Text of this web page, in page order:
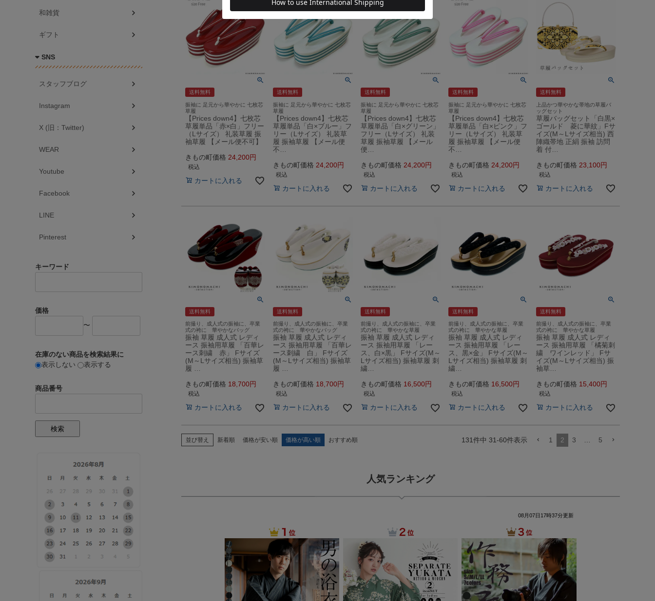
送料無料
振袖に 足元から華やかに 七枚芯
草履
【Prices down4】七枚芯
草履単品「赤×白」フリー
（Lサイズ） 礼装草履 振
袖草履 【メール便不可】
きもの町価格 24,200
税込
カートに入れる
送料無料
振袖に 足元から華やかに 七枚芯
草履
【Prices down4】七枚芯
草履単品「白×ブルー」フ
リー（Lサイズ） 礼装草
履 振袖草履 【メール便
不…
きもの町価格 24,200
税込
カートに入れる
送料無料
振袖に 足元から華やかに 七枚芯
草履
【Prices down4】七枚芯
草履単品「白×グリーン」
フリー（Lサイズ） 礼装
草履 振袖草履 【メール
便…
きもの町価格 24,200
税込
カートに入れる
送料無料
振袖に 足元から華やかに 七枚芯
草履
【Prices down4】七枚芯
草履単品「白×ピンク」フ
リー（Lサイズ） 礼装草
履 振袖草履 【メール便
不…
きもの町価格 24,200
税込
カートに入れる
送料無料
上品かつ華やかな帯地の草履バ
ッグセット
草履バッグセット「白黒×
ゴールド 菱に華紋」Fサ
イズ(M～Lサイズ相当) 西
陣織帯地 正絹 振袖 訪問
着 付…
きもの町価格 23,100
税込
カートに入れる
送料無料
前撮り、成人式の振袖に、卒業
式の袴に 華やかなバッグ
振袖 草履 成人式 レディ
ース 振袖用草履 「百華レ
ース刺繍 赤」 Fサイズ
(M～Lサイズ相当) 振袖草
履 …
きもの町価格 18,700
税込
カートに入れる
送料無料
前撮り、成人式の振袖に、卒業
式の袴に 華やかなバッグ
振袖 草履 成人式 レディ
ース 振袖用草履 「百華レ
ース刺繍 白」 Fサイズ
(M～Lサイズ相当) 振袖草
履 …
きもの町価格 18,700
税込
カートに入れる
送料無料
前撮り、成人式の振袖に、卒業
式の袴に 華やかな草履
振袖 草履 成人式 レディ
ース 振袖用草履 「レー
ス、白×黒」 Fサイズ(M～
Lサイズ相当) 振袖草履 刺
繍…
きもの町価格 16,500
税込
カートに入れる
送料無料
前撮り、成人式の振袖に、卒業
式の袴に 華やかな草履
振袖 草履 成人式 レディ
ース 振袖用草履 「レー
ス、黒×金」 Fサイズ(M～
Lサイズ相当) 振袖草履 刺
繍…
きもの町価格 16,500
税込
カートに入れる
送料無料
前撮り、成人式の振袖に、卒業
式の袴に 華やかな草履
振袖 草履 成人式 レディ
ース 振袖用草履 「橘菊刺
繍 ワインレッド」 Fサ
イズ(M～Lサイズ相当) 振
袖草…
きもの町価格 15,400
税込
カートに入れる
並び替え 新着順 価格が安い順 価格が高い順 おすすめ順 131件中 31-60件表示 1 2 3 5
人気ランキング
和雑貨
ギフト
SNS
スタッフブログ
Instagram
X (旧：Twitter)
WEAR
Youtube
Facebook
LINE
Pinterest
キーワード
価格
〜
在庫のない商品を検索結果に
表示しない
表示する
商品番号
検索